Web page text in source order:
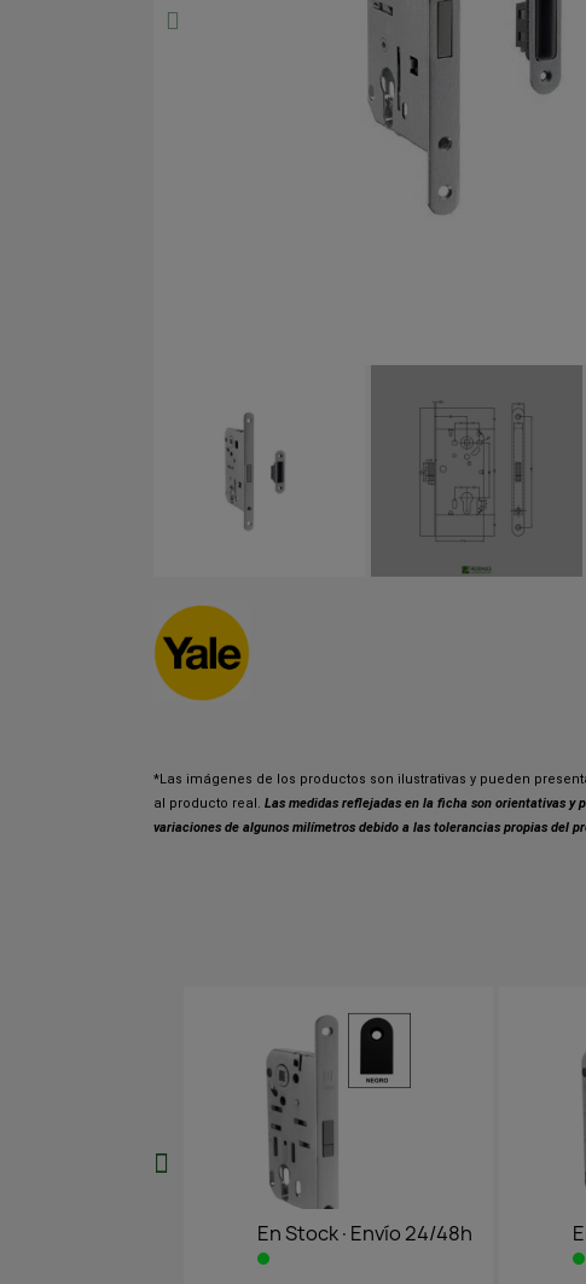
*Las imágenes de los productos son ilustrativas y pueden
al producto real. Las medidas reflejadas en la ficha son orientativas y
variaciones de algunos milímetros debido a las tolerancias propias del
En Stock·Envío 24/48h En Stock·Envío 24/